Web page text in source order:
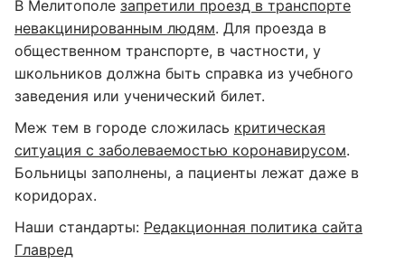
В Мелитополе запретили проезд в транспорте
невакцинированным людям. Для проезда в
общественном транспорте, в частности, у
школьников должна быть справка из учебного
заведения или ученический билет.
Меж тем в городе сложилась критическая
ситуация с заболеваемостью коронавирусом.
Больницы заполнены, а пациенты лежат даже в
коридорах.
Наши стандарты: Редакционная политика сайта
Главред